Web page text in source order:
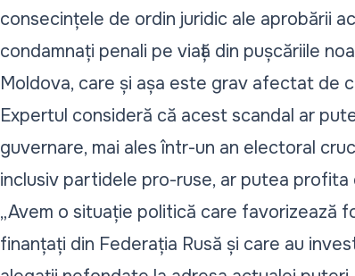
consecințele de ordin juridic ale aprobării
condamnați penali pe viață din pușcăriile
Moldova, care și așa este grav afectat de
Expertul consideră că acest scandal ar
guvernare, mai ales într-un an electoral
inclusiv partidele pro-ruse, ar putea
„Avem o situație politică care favorizează
finanțați din Federația Rusă și care au